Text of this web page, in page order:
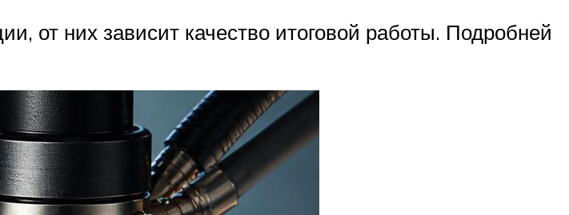
от них зависит качество итоговой работы. Подробней